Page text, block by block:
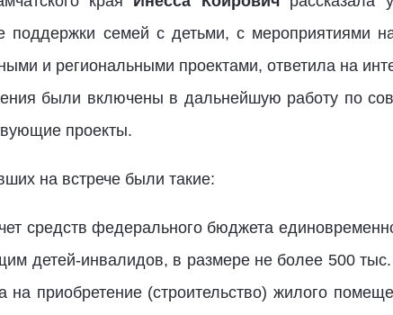
семей с детьми, с мероприятиями
и региональными проектами, ответила на
были включены в дальнейшую работу по
проекты.
на встрече были такие:
средств федерального бюджета
детей-инвалидов, в размере не более 500
на приобретение (строительство) жилого